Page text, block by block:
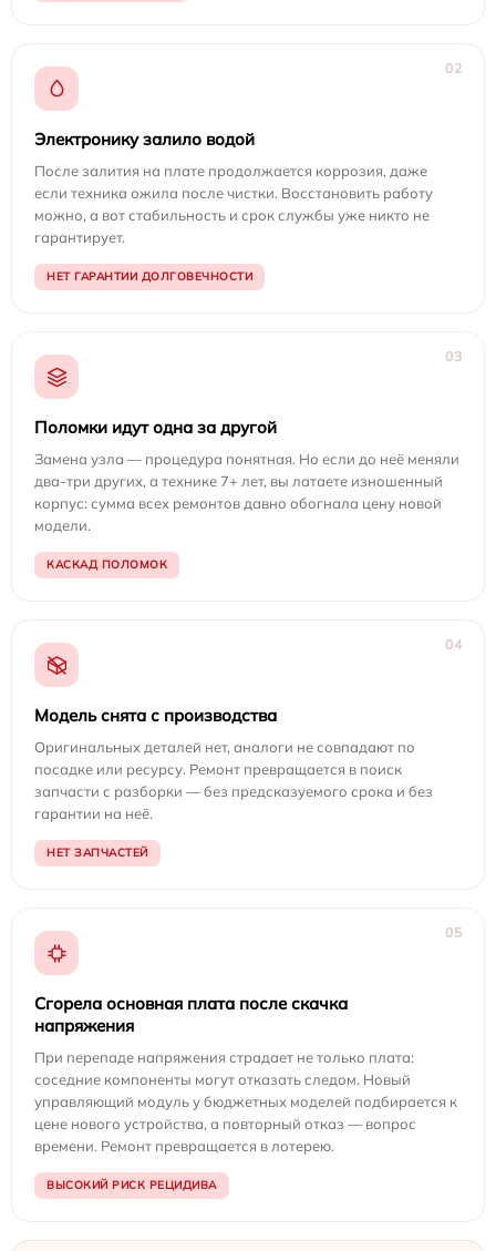
02
Электронику залило водой
После залития на плате продолжается коррозия, даже
если техника ожила после чистки. Восстановить работу
можно, а вот стабильность и срок службы уже никто не
гарантирует.
НЕТ ГАРАНТИИ ДОЛГОВЕЧНОСТИ
03
Поломки идут одна за другой
Замена узла — процедура понятная. Но если до неё меняли
два-три других, а технике 7+ лет, вы латаете изношенный
корпус: сумма всех ремонтов давно обогнала цену новой
модели.
КАСКАД ПОЛОМОК
04
Модель снята с производства
Оригинальных деталей нет, аналоги не совпадают по
посадке или ресурсу. Ремонт превращается в поиск
запчасти с разборки — без предсказуемого срока и без
гарантии на неё.
НЕТ ЗАПЧАСТЕЙ
05
Сгорела основная плата после скачка
напряжения
При перепаде напряжения страдает не только плата:
соседние компоненты могут отказать следом. Новый
управляющий модуль у бюджетных моделей подбирается к
цене нового устройства, а повторный отказ — вопрос
времени. Ремонт превращается в лотерею.
ВЫСОКИЙ РИСК РЕЦИДИВА